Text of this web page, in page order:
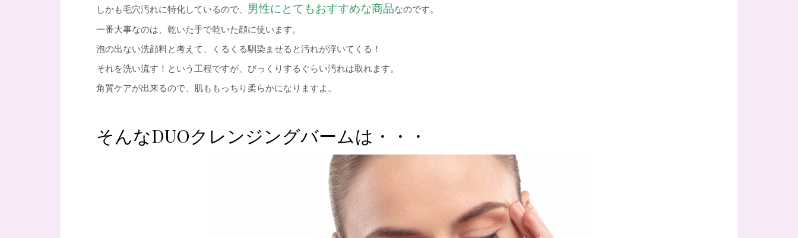
しかも毛穴汚れに特化しているので、 男性にとてもおすすめな商品なのです。
一番大事なのは、乾いた手で乾いた顔に使います。
泡の出ない洗顔料と考えて、くるくる馴染ませると汚れが浮いてくる！
それを洗い流す！という工程ですが、びっくりするぐらい汚れは取れます。
角質ケアが出来るので、肌ももっちり柔らかになりますよ。
そんなDUOクレンジングバームは・・・